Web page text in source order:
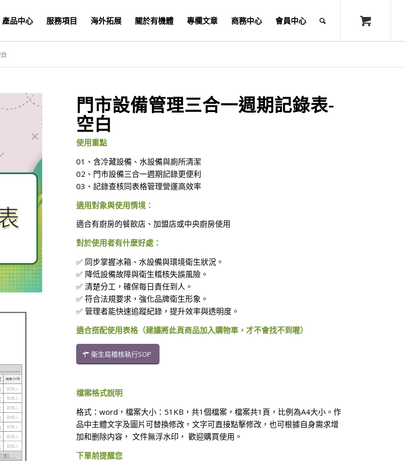
產品中心 服務項目 海外拓展 關於有機體 專欄文章 商務中心 會員中心
門市設備管理三合一週期記錄表-
空白
使用重點
01、含冷藏設備、水設備與廁所清潔
02、門市設備三合一週期記錄更便利
03、記錄查核同表格管理營運高效率
適用對象與使用情境：
適合有廚房的餐飲店、加盟店或中央廚房使用
對於使用者有什麼好處：
✅ 同步掌握冰箱、水設備與環境衛生狀況。
✅ 降低設備故障與衛生稽核失誤風險。
✅ 清楚分工，確保每日責任到人。
✅ 符合法規要求，強化品牌衛生形象。
✅ 管理者能快速追蹤紀錄，提升效率與透明度。
適合搭配使用表格（建議將此頁商品加入購物車，才不會找不到喔）
衛生局稽核執行SOP
檔案格式說明
格式：word，檔案大小：51KB，共1個檔案，檔案共1頁，比例為A4大小。作
品中主體文字及圖片可替換修改，文字可直接點擊修改，也可根據自身需求增
加和删除内容， 文件無浮水印， 歡迎購買使用。
下單前提醒您